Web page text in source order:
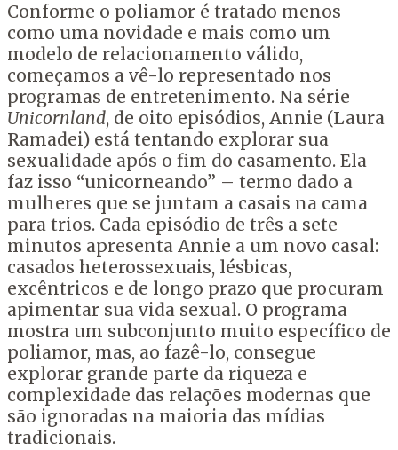
Conforme o poliamor é tratado menos
como uma novidade e mais como um
modelo de relacionamento válido,
começamos a vê-lo representado nos
programas de entretenimento. Na série
Unicornland, de oito episódios, Annie (Laura
Ramadei) está tentando explorar sua
sexualidade após o fim do casamento. Ela
faz isso “unicorneando” – termo dado a
mulheres que se juntam a casais na cama
para trios. Cada episódio de três a sete
minutos apresenta Annie a um novo casal:
casados ​​heterossexuais, lésbicas,
excêntricos e de longo prazo que procuram
apimentar sua vida sexual. O programa
mostra um subconjunto muito específico de
poliamor, mas, ao fazê-lo, consegue
explorar grande parte da riqueza e
complexidade das relações modernas que
são ignoradas na maioria das mídias
tradicionais.